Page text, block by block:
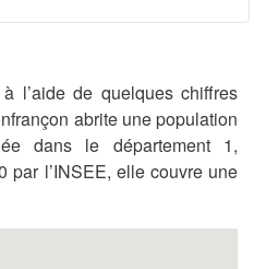
l’aide de quelques chiffres
abrite une population
dans le département 1,
par l’INSEE, elle couvre une